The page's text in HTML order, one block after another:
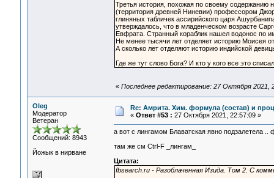
Третья история, похожая по своему
(территория древней Ниневии) профессором
глиняных табличек ассирийского царя
утверждалось, что в младенческом возрасте
Евфрата. Странный кораблик нашел водонос по
Не менее тысячи лет отделяет историю Моисея
А сколько лет отделяют историю индийской
Где же тут слово Бога? И кто у кого все это
« Последнее редактирование: 27 Октября 2021,
Oleg
Модератор
Ветеран
Сообщений: 8943
Йожык в нирване
Re: Амрита. Хим. формула (состав) и
« Ответ #53 : 27 Октября 2021, 22:57:09 »
а вот с лингамом Блаватская явно подзалетела ..
там же см Ctrl-F _лингам_
Цитата:
fbsearch.ru - Разоблаченная Изида. Том 2. С